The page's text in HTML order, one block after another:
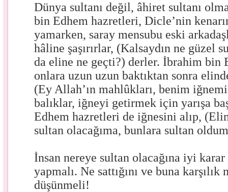
Dünya sultanı değil, âhiret sultanı
bin Edhem hazretleri, Dicle’nin
yamarken, saray mensubu eski
hâline şaşırırlar, (Kalsaydın ne güzel
da eline ne geçti?) derler. İbrahim bin
onlara uzun uzun baktıktan sonra
(Ey Allah’ın mahlûkları, benim
balıklar, iğneyi getirmek için yarışa
Edhem hazretleri de iğnesini alıp,
sultan olacağıma, bunlara sultan
İnsan nereye sultan olacağına iyi
yapmalı. Ne sattığını ve buna karşılık
düşünmeli!